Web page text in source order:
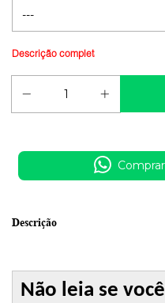
Descrição
Não leia se